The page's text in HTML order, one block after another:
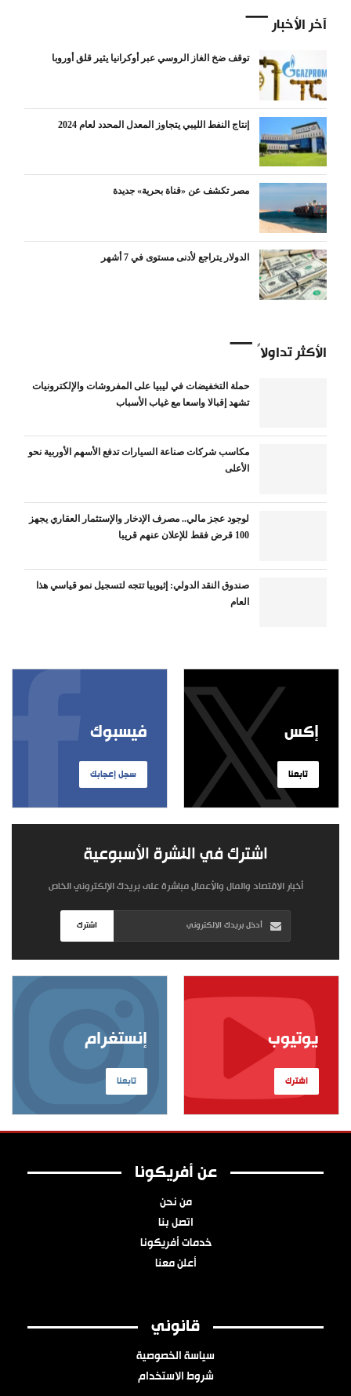
آخر الأخبار
توقف ضخ الغاز الروسي عبر أوكرانيا يثير قلق أوروبا
إنتاج النفط الليبي يتجاوز المعدل المحدد لعام 2024
مصر تكشف عن «قناة بحرية» جديدة
الدولار يتراجع لأدنى مستوى في 7 أشهر
الأكثر تداولاً
حملة التخفيضات في ليبيا على المفروشات والإلكترونيات
تشهد إقبالا واسعا مع غياب الأسباب
مكاسب شركات صناعة السيارات تدفع الأسهم الأوربية نحو
الأعلى
لوجود عجز مالي.. مصرف الإدخار والإستثمار العقاري يجهز
100 قرض فقط للإعلان عنهم قريبا
صندوق النقد الدولي: إثيوبيا تتجه لتسجيل نمو قياسي هذا
العام
فيسبوك
سجل إعجابك
إكس
تابعنا
اشترك في النشرة الأسبوعية
أخبار الاقتصاد والمال والأعمال مباشرة على بريدك الإلكتروني الخاص
اشترك
إنستغرام
تابعنا
يوتيوب
اشترك
عن أفريكونا
من نحن
اتصل بنا
خدمات أفريكونا
أعلن معنا
قانوني
سياسة الخصوصية
شروط الاستخدام